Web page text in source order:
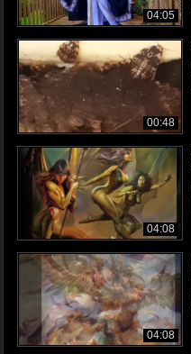
04:05
00:48
04:08
04:08